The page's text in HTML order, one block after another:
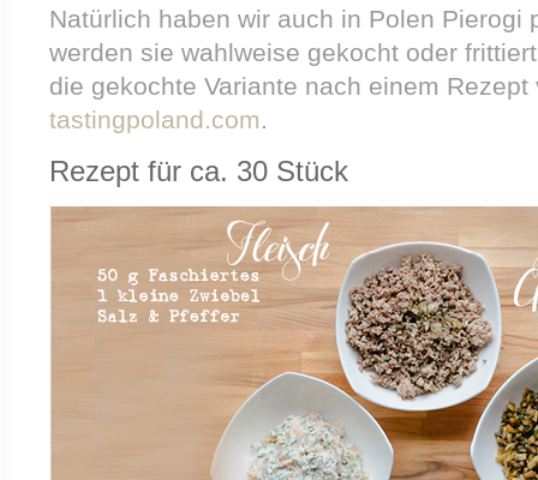
Natürlich haben wir auch in Polen Pierogi
werden sie wahlweise gekocht oder
die gekochte Variante nach einem
tastingpoland.com.
Rezept für ca. 30 Stück